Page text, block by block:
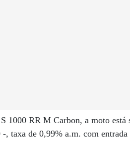
1000 RR M Carbon, a moto
, taxa de 0,99% a.m. com